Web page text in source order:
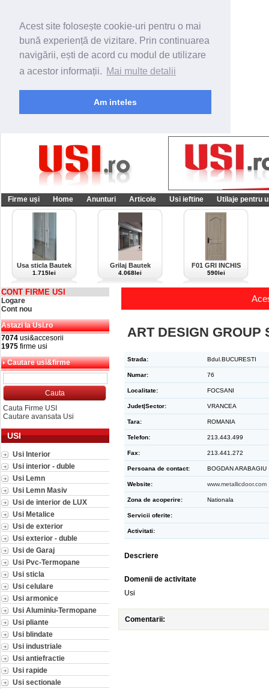
Acest site folosește cookie-uri pentru o mai
bună experiență de vizitare. Prin continuarea
navigării, ești de acord cu modul de utilizare
a acestor informații. Mai multe detalii
Am inteles
Firme uși Home Anunturi Articole Usi ieftine Utilaje pentru
Usa sticla Bautek
1.715lei
Grilaj Bautek
4.068lei
F01 GRI INCHIS
590lei
CONT FIRME USI
Logare
Cont nou
Astazi la Usi.ro
7074 usi&accesorii
1975 firme usi
Cautare usi&firme
Cauta Firme USI
Cautare avansata Usi
USI
Usi Interior
Usi interior - duble
Usi Lemn
Usi Lemn Masiv
Usi de interior de LUX
Usi Metalice
Usi de exterior
Usi exterior - duble
Usi de Garaj
Usi Pvc-Termopane
Usi sticla
Usi celulare
Usi armonice
Usi Aluminiu-Termopane
Usi pliante
Usi blindate
Usi industriale
Usi antiefractie
Usi rapide
Usi sectionale
ART DESIGN GROUP
Strada: Bdul.BUCURESTI
Numar: 76
Localitate: FOCSANI
Judet|Sector: VRANCEA
Tara: ROMANIA
Telefon: 213.443.499
Fax: 213.441.272
Persoana de contact: BOGDAN ARABAGIU
Website: www.metallicdoor.com
Zona de acoperire: Nationala
Servicii oferite:
Activitati:
Descriere
Domenii de activitate
Usi
Comentarii: